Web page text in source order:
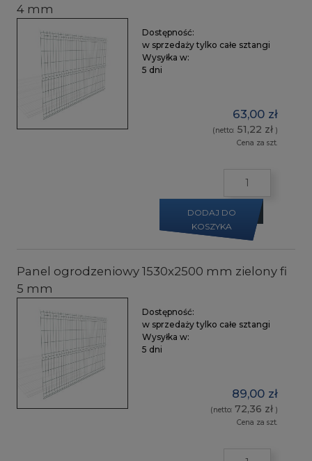
4 mm
Dostępność:
w sprzedaży tylko całe sztangi
Wysyłka w:
5 dni
63,00 zł
(netto: 51,22 zł )
Cena za szt.
DODAJ DO
KOSZYKA
Panel ogrodzeniowy 1530x2500 mm zielony fi
5 mm
Dostępność:
w sprzedaży tylko całe sztangi
Wysyłka w:
5 dni
89,00 zł
(netto: 72,36 zł )
Cena za szt.